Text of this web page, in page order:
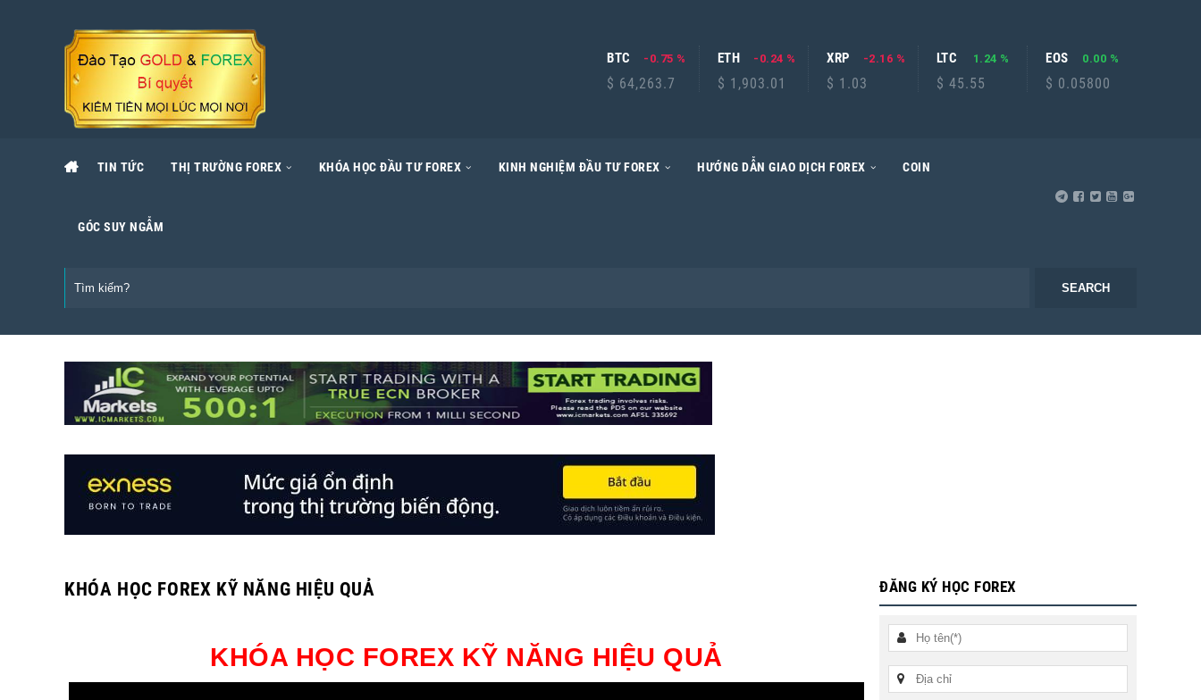
BTC
$ 64,263.7
-0.75 %
ETH
$ 1,903.01
-0.24 %
XRP
$ 1.03
-2.16 %
LTC
$ 45.55
1.24 %
EOS
$ 0.05800
0.00 %
TIN TỨC THỊ TRƯỜNG FOREX KHÓA HỌC ĐẦU TƯ FOREX KINH NGHIỆM ĐẦU TƯ FOREX HƯỚNG DẪN GIAO DỊCH FOREX COIN
GÓC SUY NGẪM
SEARCH
KHÓA HỌC FOREX KỸ NĂNG HIỆU QUẢ
KHÓA HỌC FOREX KỸ NĂNG HIỆU QUẢ
ĐĂNG KÝ HỌC FOREX